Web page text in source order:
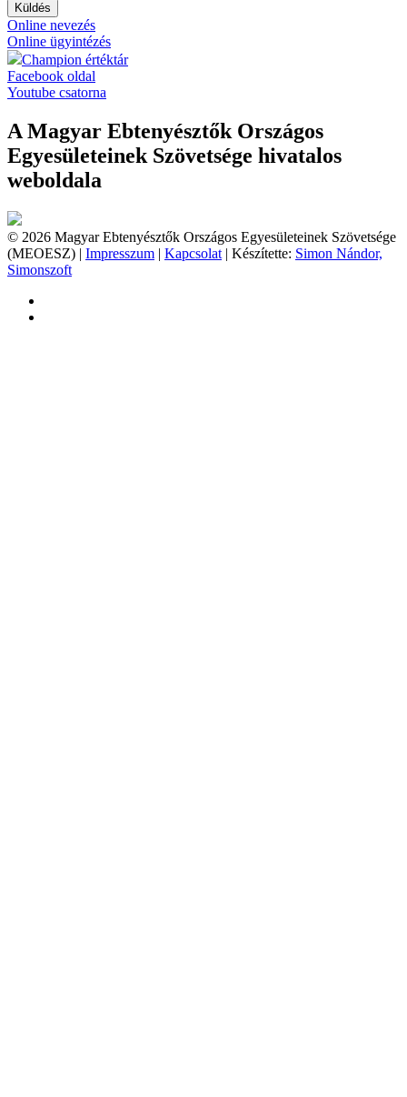
Küldés
Online nevezés
Online ügyintézés
Champion értéktár
Facebook oldal
Youtube csatorna
A Magyar Ebtenyésztők Országos
Egyesületeinek Szövetsége hivatalos
weboldala
© 2026 Magyar Ebtenyésztők Országos Egyesületeinek Szövetsége
(MEOESZ) | Impresszum | Kapcsolat | Készítette: Simon Nándor,
Simonszoft